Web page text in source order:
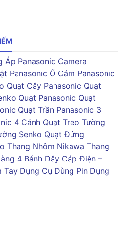
Áp Panasonic Camera
Panasonic Ổ Cắm Panasonic
Quạt Cây Panasonic Quạt
Quạt Panasonic Quạt
Quạt Trần Panasonic 3
4 Cánh Quạt Treo Tường
Senko Quạt Đứng
Thang Nhôm Nikawa Thang
4 Bánh Dây Cáp Điện –
Tay Dụng Cụ Dùng Pin Dụng